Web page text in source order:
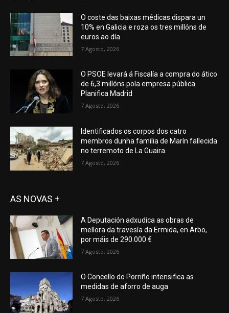
O coste das baixas médicas dispara un
10% en Galicia e roza os tres millóns de
euros ao día
7 Agosto, 2026
O PSOE levará á Fiscalía a compra do ático
de 6,3 millóns pola empresa pública
Planifica Madrid
7 Agosto, 2026
Identificados os corpos dos catro
membros dunha familia de Marín fallecida
no terremoto de La Guaira
7 Agosto, 2026
AS NOVAS +
A Deputación adxudica as obras de
mellora da travesía da Ermida, en Arbo,
por máis de 290.000 €
7 Agosto, 2026
O Concello do Porriño intensifica as
medidas de aforro de auga
7 Agosto, 2026